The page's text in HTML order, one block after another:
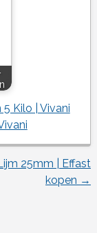
5 Kilo | Vivani
25mm | Effast
kopen →